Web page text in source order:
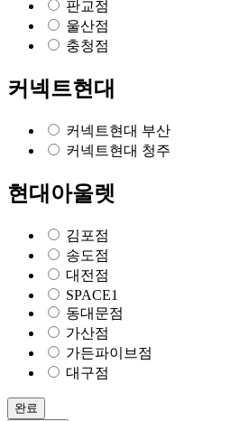
판교점
울산점
충청점
커넥트현대
커넥트현대 부산
커넥트현대 청주
현대아울렛
김포점
송도점
대전점
SPACE1
동대문점
가산점
가든파이브점
대구점
완료